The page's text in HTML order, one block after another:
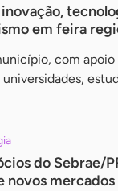
em feira
com apoio
do Sebrae/
novos